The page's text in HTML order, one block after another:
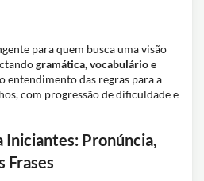
para quem busca uma visão
gramática, vocabulário e
entendimento das regras para a
com progressão de dificuldade e
Iniciantes: Pronúncia,
Frases